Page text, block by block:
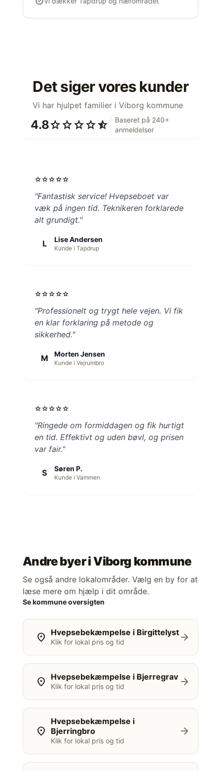
Det siger vores kunder
Vi har hjulpet familier i Viborg kommune
4.8starstarstarstarstar_half
Baseret på 240+
anmeldelser
starstarstarstarstar
"Fantastisk service! Hvepseboet var
væk på ingen tid. Teknikeren forklarede
alt grundigt."
L Lise Andersen
Kunde i Tapdrup
starstarstarstarstar
"Professionelt og trygt hele vejen. Vi fik
en klar forklaring på metode og
sikkerhed."
M Morten Jensen
Kunde i Vejrumbro
starstarstarstarstar
"Ringede om formiddagen og fik hurtigt
en tid. Effektivt og uden bøvl, og prisen
var fair."
S Søren P.
Kunde i Vammen
Andre byer iViborg kommune
Se også andre lokalområder. Vælg en by for at
læse mere om hjælp i dit område.
Se kommune oversigten
location_on Hvepsebekæmpelse i Birgittelyst
Klik for lokal pris og tid arrow_forward
location_on Hvepsebekæmpelse i Bjerregrav
Klik for lokal pris og tid arrow_forward
location_on
Hvepsebekæmpelse i
Bjerringbro
Klik for lokal pris og tid
arrow_forward